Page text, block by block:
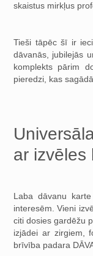
skaistus mirkļus
Tieši tāpēc šī ir
dāvanās, jubilejās
komplekts pārim
pieredzi, kas
ar izvēles
Laba dāvanu
interesēm. Vieni
citi dosies gardēžu
izjādei ar zirgiem,
brīvība padara